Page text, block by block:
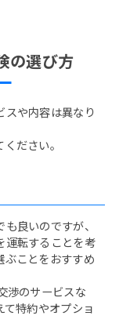
の選び方
や内容は異なり
ださい。
良いのですが、
運転することを考
ぶことをおすすめ
渉のサービスな
て特約やオプショ